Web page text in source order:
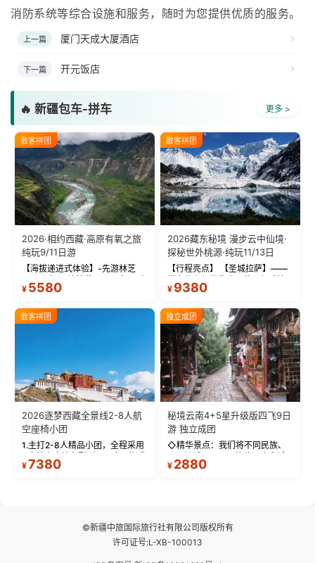
消防系统等综合设施和服务，随时为您提供优质的服务。
上一篇 厦门天成大厦酒店
下一篇 开元饭店
🔥 新疆包车-拼车 更多 >
散客拼团
2026·相约西藏·高原有氧之旅
纯玩9/11日游
【海拔递进式体验】-先游林芝
(2900米)再访拉萨(3650米)，亲
测 99%游客零高反 。 【贴心保
反根本不是事儿 ！ 【无人机航
拍】-雪山/圣湖/...
¥ 5580
散客拼团
2026藏东秘境 漫步云中仙境·
探秘世外桃源·纯玩11/13日
【行程亮点】 【圣城拉萨】——
带上信心与信仰去西藏，行吟拉
萨，感受这座城与生俱来的与众
城堡寺院于一体的宏伟建筑，是
西藏最完整的古代...
¥ 9380
散客拼团
2026逐梦西藏全景线2-8人航
空座椅小团
1.主打2-8人精品小团，全程采用
座舱），提供VIP级别的舒适出行
¥7380
独立成团
秘境云南4+5星升级版四飞9日
游 独立成团
◇精华景点：我们将不同民族、
—【大理古城、丽江古城、香格
¥ 2880
©新疆中旅国际旅行社有限公司版权所有
许可证号:L-XB-100013